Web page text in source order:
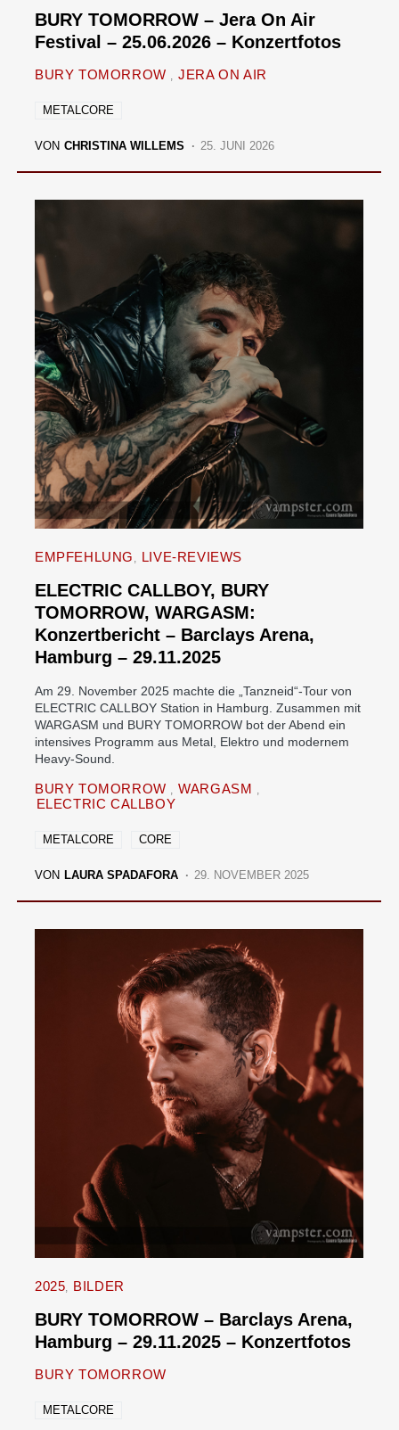
BURY TOMORROW – Jera On Air
Festival – 25.06.2026 – Konzertfotos
BURY TOMORROW JERA ON AIR
METALCORE
VON CHRISTINA WILLEMS 25. JUNI 2026
EMPFEHLUNG LIVE-REVIEWS
ELECTRIC CALLBOY, BURY
TOMORROW, WARGASM:
Konzertbericht – Barclays Arena,
Hamburg – 29.11.2025
Am 29. November 2025 machte die „Tanzneid“-Tour von
ELECTRIC CALLBOY Station in Hamburg. Zusammen mit
WARGASM und BURY TOMORROW bot der Abend ein
intensives Programm aus Metal, Elektro und modernem
Heavy-Sound.
BURY TOMORROW
WARGASM
ELECTRIC CALLBOY
METALCORE CORE
VON LAURA SPADAFORA 29. NOVEMBER 2025
2025 BILDER
BURY TOMORROW – Barclays Arena,
Hamburg – 29.11.2025 – Konzertfotos
BURY TOMORROW
METALCORE